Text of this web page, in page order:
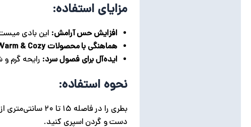
مزایای استفاده:
افزایش حس آرامش: این بادی
هماهنگی با محصولات Warm & Cozy:
ایده‌آل برای فصول سرد: رایحه گرم
نحوه استفاده:
بطری را در
دست و گردن اسپری کنید.